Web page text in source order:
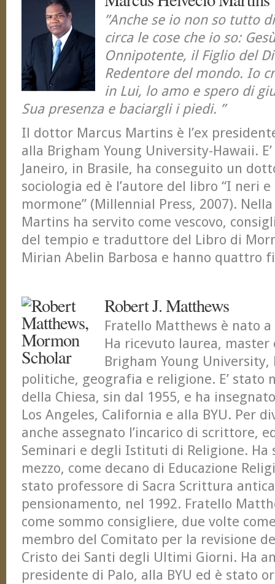
”Anche se io non so tutto
circa le cose che io so:
Onnipotente, il Figlio del
Redentore del mondo. Io
in Lui, lo amo e spero di
Sua presenza e baciargli i piedi. ”
Il dottor Marcus Martins è l’ex
alla Brigham Young University-Hawaii.
Janeiro, in Brasile, ha conseguito un
sociologia ed è l’autore del libro “I neri
mormone” (Millennial Press, 2007).
Martins ha servito come vescovo,
del tempio e traduttore del Libro di
Mirian Abelin Barbosa e hanno quattro
Robert J. Matthews
Fratello Matthews è nato
Ha ricevuto laurea,
Brigham Young
politiche, geografia e religione. E’ stato
della Chiesa, sin dal 1955, e ha
Los Angeles, California e alla BYU. Per
anche assegnato l’incarico di scrittore,
Seminari e degli Istituti di Religione.
mezzo, come decano di Educazione
stato professore di Sacra Scrittura
pensionamento, nel 1992. Fratello
come sommo consigliere, due volte
membro del Comitato per la revisione
Cristo dei Santi degli Ultimi Giorni. Ha
presidente di Palo, alla BYU ed è stato